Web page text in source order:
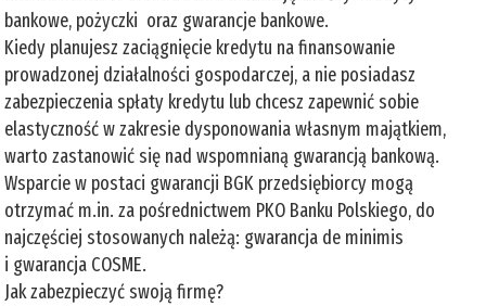
bankowe, pożyczki oraz gwarancje bankowe.
Kiedy planujesz zaciągnięcie kredytu na finansowanie
prowadzonej działalności gospodarczej, a nie posiadasz
zabezpieczenia spłaty kredytu lub chcesz zapewnić sobie
elastyczność w zakresie dysponowania własnym majątkiem,
warto zastanowić się nad wspomnianą gwarancją bankową.
Wsparcie w postaci gwarancji BGK przedsiębiorcy mogą
otrzymać m.in. za pośrednictwem PKO Banku Polskiego, do
najczęściej stosowanych należą: gwarancja de minimis
i gwarancja COSME.
Jak zabezpieczyć swoją firmę?